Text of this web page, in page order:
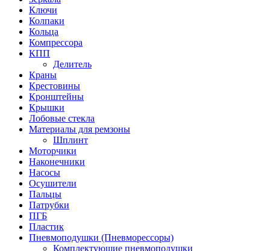
Ключи
Колпаки
Кольца
Компрессора
КПП
Делитель
Краны
Крестовины
Кронштейны
Крышки
Лобовые стекла
Материалы для ремзоны
Шплинт
Моторчики
Наконечники
Насосы
Осушители
Пальцы
Патрубки
ПГБ
Пластик
Пневмоподушки (Пневморессоры)
Комплектующие пневмоподушки